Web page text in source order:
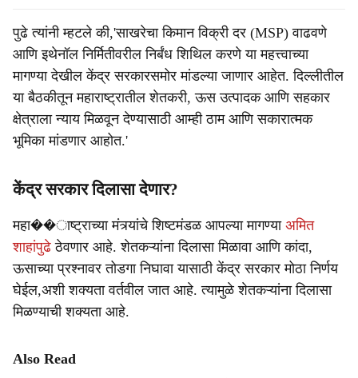
पुढे त्यांनी म्हटले की,'साखरेचा किमान विक्री दर (MSP) वाढवणे
आणि इथेनॉल निर्मितीवरील निर्बंध शिथिल करणे या महत्त्वाच्या
मागण्या देखील केंद्र सरकारसमोर मांडल्या जाणार आहेत. दिल्लीतील
या बैठकीतून महाराष्ट्रातील शेतकरी, ऊस उत्पादक आणि सहकार
क्षेत्राला न्याय मिळवून देण्यासाठी आम्ही ठाम आणि सकारात्मक
भूमिका मांडणार आहोत.'
केंद्र सरकार दिलासा देणार?
महा��ाष्ट्राच्या मंत्र्यांचे शिष्टमंडळ आपल्या मागण्या अमित
शाहांपुढे ठेवणार आहे. शेतकऱ्यांना दिलासा मिळावा आणि कांदा,
ऊसाच्या प्रश्नावर तोडगा निघावा यासाठी केंद्र सरकार मोठा निर्णय
घेईल,अशी शक्यता वर्तवील जात आहे. त्यामुळे शेतकऱ्यांना दिलासा
मिळण्याची शक्यता आहे.
Also Read